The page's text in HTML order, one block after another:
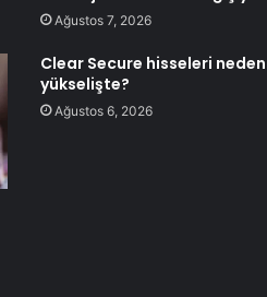
Ağustos 7, 2026
Clear Secure hisseleri neden
yükselişte?
Ağustos 6, 2026